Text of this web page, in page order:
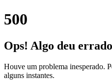
500
Ops! Algo deu
Houve um problema inesperado.
alguns instantes.